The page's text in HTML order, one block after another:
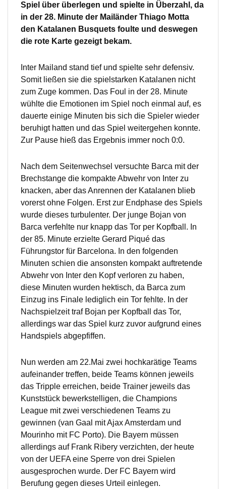
Spiel über überlegen und spielte in Überzahl, da
in der 28. Minute der Mailänder Thiago Motta
den Katalanen Busquets foulte und deswegen
die rote Karte gezeigt bekam.
Inter Mailand stand tief und spielte sehr defensiv.
Somit ließen sie die spielstarken Katalanen nicht
zum Zuge kommen. Das Foul in der 28. Minute
wühlte die Emotionen im Spiel noch einmal auf, es
dauerte einige Minuten bis sich die Spieler wieder
beruhigt hatten und das Spiel weitergehen konnte.
Zur Pause hieß das Ergebnis immer noch 0:0.
Nach dem Seitenwechsel versuchte Barca mit der
Brechstange die kompakte Abwehr von Inter zu
knacken, aber das Anrennen der Katalanen blieb
vorerst ohne Folgen. Erst zur Endphase des Spiels
wurde dieses turbulenter. Der junge Bojan von
Barca verfehlte nur knapp das Tor per Kopfball. In
der 85. Minute erzielte Gerard Piqué das
Führungstor für Barcelona. In den folgenden
Minuten schien die ansonsten kompakt auftretende
Abwehr von Inter den Kopf verloren zu haben,
diese Minuten wurden hektisch, da Barca zum
Einzug ins Finale lediglich ein Tor fehlte. In der
Nachspielzeit traf Bojan per Kopfball das Tor,
allerdings war das Spiel kurz zuvor aufgrund eines
Handspiels abgepfiffen.
Nun werden am 22.Mai zwei hochkarätige Teams
aufeinander treffen, beide Teams können jeweils
das Tripple erreichen, beide Trainer jeweils das
Kunststück bewerkstelligen, die Champions
League mit zwei verschiedenen Teams zu
gewinnen (van Gaal mit Ajax Amsterdam und
Mourinho mit FC Porto). Die Bayern müssen
allerdings auf Frank Ribery verzichten, der heute
von der UEFA eine Sperre von drei Spielen
ausgesprochen wurde. Der FC Bayern wird
Berufung gegen dieses Urteil einlegen.